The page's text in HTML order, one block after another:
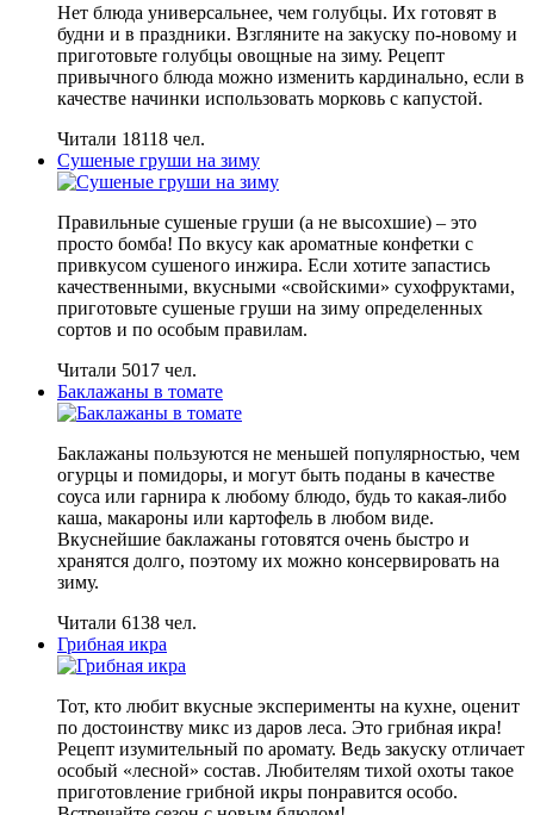
Нет блюда универсальнее, чем голубцы. Их готовят в
будни и в праздники. Взгляните на закуску по-новому и
приготовьте голубцы овощные на зиму. Рецепт
привычного блюда можно изменить кардинально, если в
качестве начинки использовать морковь с капустой.
Читали 18118 чел.
Сушеные груши на зиму
Правильные сушеные груши (а не высохшие) – это
просто бомба! По вкусу как ароматные конфетки с
привкусом сушеного инжира. Если хотите запастись
качественными, вкусными «свойскими» сухофруктами,
приготовьте сушеные груши на зиму определенных
сортов и по особым правилам.
Читали 5017 чел.
Баклажаны в томате
Баклажаны пользуются не меньшей популярностью, чем
огурцы и помидоры, и могут быть поданы в качестве
соуса или гарнира к любому блюдо, будь то какая-либо
каша, макароны или картофель в любом виде.
Вкуснейшие баклажаны готовятся очень быстро и
хранятся долго, поэтому их можно консервировать на
зиму.
Читали 6138 чел.
Грибная икра
Тот, кто любит вкусные эксперименты на кухне, оценит
по достоинству микс из даров леса. Это грибная икра!
Рецепт изумительный по аромату. Ведь закуску отличает
особый «лесной» состав. Любителям тихой охоты такое
приготовление грибной икры понравится особо.